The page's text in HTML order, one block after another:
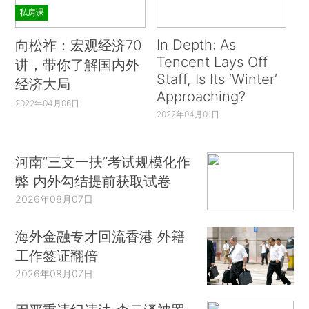
私房课
向松祚：宏观经济70
讲，带你了解国内外
经济大局
2022年04月06日
In Depth: As
Tencent Lays Off
Staff, Is Its ‘Winter’
Approaching?
2022年04月01日
河南“三支一扶”考试规模化作
弊 内外勾结提前获取试卷
2026年08月07日
海外金融专才回流香港 外籍
工作签证翻倍
2026年08月07日